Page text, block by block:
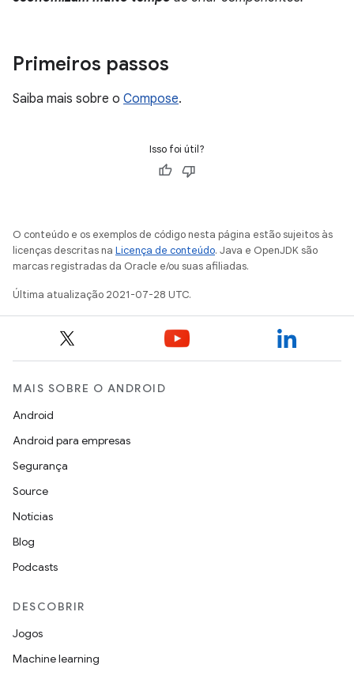
Primeiros passos
Saiba mais sobre o Compose.
Isso foi útil?
O conteúdo e os exemplos de código nesta página estão sujeitos às
licenças descritas na Licença de conteúdo. Java e OpenJDK são
marcas registradas da Oracle e/ou suas afiliadas.
Última atualização 2021-07-28 UTC.
MAIS SOBRE O ANDROID
Android
Android para empresas
Segurança
Source
Notícias
Blog
Podcasts
DESCOBRIR
Jogos
Machine learning